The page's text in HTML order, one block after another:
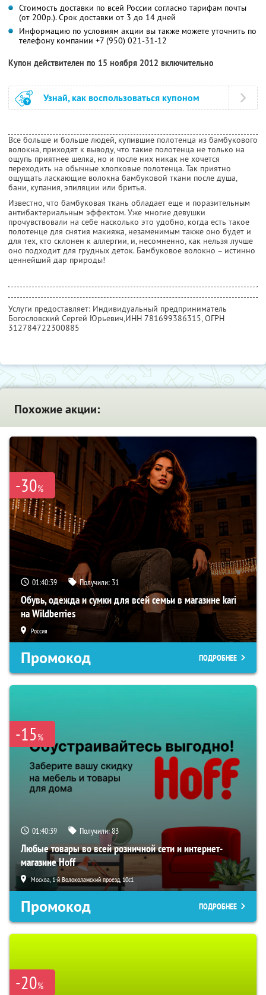
Стоимость доставки по всей России согласно тарифам почты
(от 200р.). Срок доставки от 3 до 14 дней
Информацию по условиям акции вы также можете уточнить по
телефону компании +7 (950) 021-31-12
Купон действителен по 15 ноября 2012 включительно
Узнай, как воспользоваться купоном
Все больше и больше людей, купившие полотенца из бамбукового
волокна, приходят к выводу, что такие полотенца не только на
ощупь приятнее шелка, но и после них никак не хочется
переходить на обычные хлопковые полотенца. Так приятно
ощущать ласкающие волокна бамбуковой ткани после душа,
бани, купания, эпиляции или бритья.
Известно, что бамбуковая ткань обладает еще и поразительным
антибактериальным эффектом. Уже многие девушки
прочувствовали на себе насколько это удобно, когда есть такое
полотенце для снятия макияжа, незаменимым также оно будет и
для тех, кто склонен к аллергии, и, несомненно, как нельзя лучше
оно подходит для грудных деток. Бамбуковое волокно – истинно
ценнейший дар природы!
Услуги предоставляет: Индивидуальный предприниматель
Богословский Сергей Юрьевич,ИНН 781699386315, ОГРН
312784722300885
Похожие акции:
-30%
01:40:38 Получили: 31
Обувь, одежда и сумки для всей семьи в магазине kari
на Wildberries
Россия
Промокод ПОДРОБНЕЕ
-15%
01:40:38 Получили:83
Любые товары во всей розничной сети и интернет-
магазине Hoff
Москва, 1-й Волоколамский проезд, 10с1
Промокод ПОДРОБНЕЕ
-20%